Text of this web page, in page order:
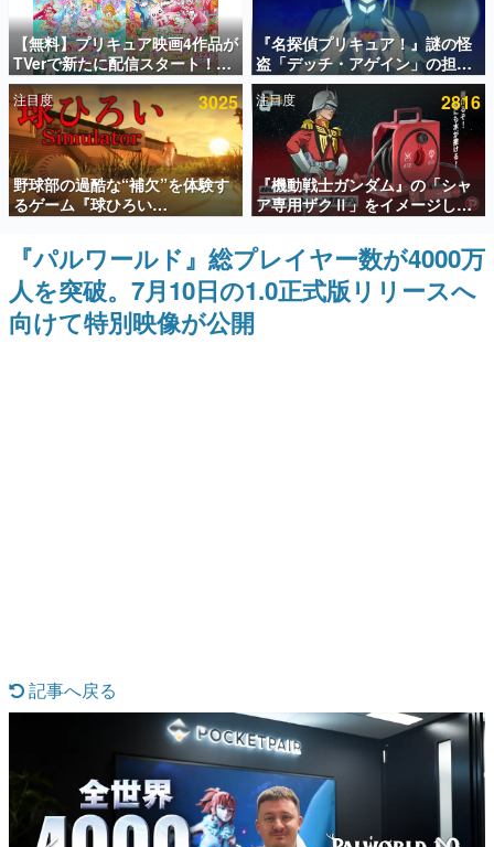
アプリセール情報
インタビュー
連載・特集一覧
殿堂入り記事
SNS拡散数が数千以上！ ページビュー数万以上！ などな
ど。多くの人々に読まれた、電ファミ渾身の“殿堂入り”記
事をまとめました。
ゲームの企画書
名作ゲームクリエイターの方々に製作時のエピソードをお
聞きし、ヒットする企画（ゲーム）とは何か？を探ってい
きます。
『うつヌケ』『ペンと箸』等で知られるマンガ家・田中圭
一先生によるゲーム業界レポートマンガです。
なんでゲームは面白い？
ゲーム開発者・hamatsu氏がゲームの魅力を画面や操作の
具体的な形から解き明かしていく、硬派で骨太な評論連載
です。
【無料】プリキュア映画4作品が
TVerで新たに配信スタート！な
んと2018年～2024年の映画ほぼ
すべてが見放題に、ぶっちゃけ
ありえないラインナップ
『名探偵プリキュア！』謎の怪
盗「デッチ・アゲイン」の担当
キャストは天﨑滉平さんと判
明。『Re:ゼロから始める異世
界生活』オットー役、『ヒプノ
シスマイク』山田三郎役など
注目度 3025
野球部の過酷な“補欠”を体験す
るゲーム『球ひろい
Simulator』が「1件」のウィッ
シュリストをもとにチェコ語に
対応しSNSで話題に。『キング
ダム・カム』開発元やチェコの
プロ野球選手から称賛の声
注目度 2816
『機動戦士ガンダム』の「シャ
ア専用ザクⅡ」をイメージした
散水ホースリールが予約開始。
本体にはシャアのパーソナルマ
ークやジオン公国軍のエンブレ
ム、型式番号などを配置
『パルワールド』総プレイヤー数が4000万
人を突破。7月10日の1.0正式版リリースへ
向けて特別映像が公開
記事へ戻る